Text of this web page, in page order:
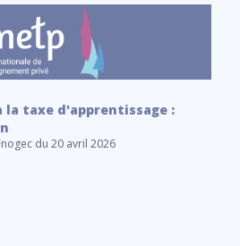
taxe d'apprentissage :
du 20 avril 2026